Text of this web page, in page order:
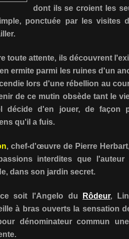
dont ils se croient les
ponctuée par les visites
toute attente, ils découvrent
ermite parmi les ruines d'un
lors d'une rébellion au
de ce mutin obsède tant le
décide d'en jouer, de façon
qu'il a fuis.
, chef-d'œuvre de Pierre
interdites que
dans son jardin secret.
soit l'Angelo du Rôdeur,
à bras ouverts la sensation
dénominateur commun